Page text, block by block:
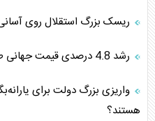
ریسک بزرگ استقلال روی
رشد 4.8 درصدی قیمت جهانی طلا در معاملات هفته
واریزی بزرگ دولت برای
هستند؟